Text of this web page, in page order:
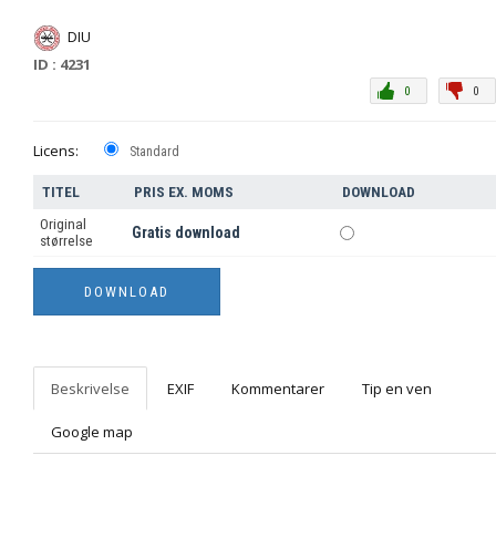
DIU
ID : 4231
0
0
Licens: Standard
TITEL PRIS EX. MOMS
DOWNLOAD
Original
størrelse
Gratis download
Beskrivelse EXIF Kommentarer Tip en ven
Google map